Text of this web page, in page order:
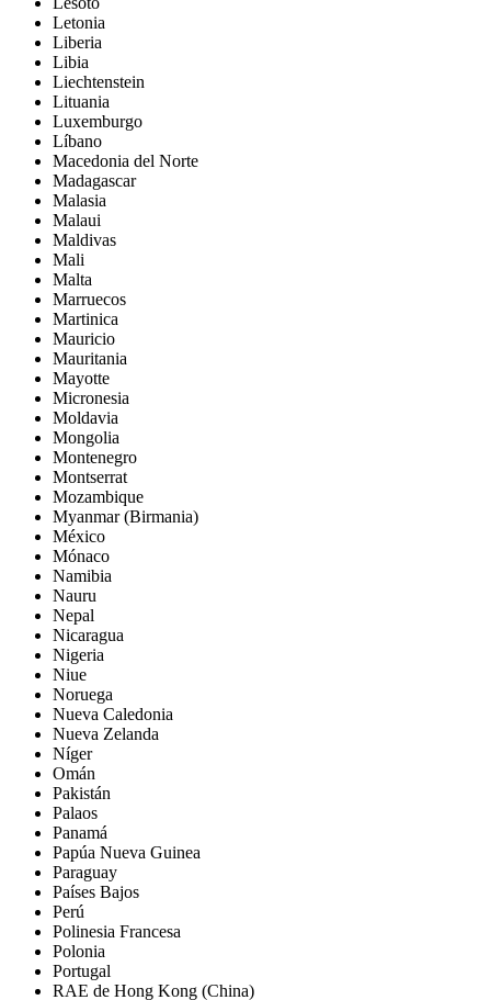
Letonia
Liberia
Libia
Liechtenstein
Lituania
Luxemburgo
Líbano
Macedonia del Norte
Madagascar
Malasia
Malaui
Maldivas
Mali
Malta
Marruecos
Martinica
Mauricio
Mauritania
Mayotte
Micronesia
Moldavia
Mongolia
Montenegro
Montserrat
Mozambique
Myanmar (Birmania)
México
Mónaco
Namibia
Nauru
Nepal
Nicaragua
Nigeria
Niue
Noruega
Nueva Caledonia
Nueva Zelanda
Níger
Omán
Pakistán
Palaos
Panamá
Papúa Nueva Guinea
Paraguay
Países Bajos
Perú
Polinesia Francesa
Polonia
Portugal
RAE de Hong Kong (China)